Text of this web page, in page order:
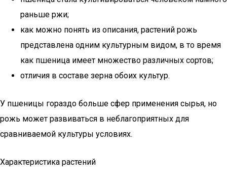
раньше ржи;
как можно понять из описания, растений рожь
представлена одним культурным видом, в то время
как пшеница имеет множество различных сортов;
отличия в составе зерна обоих культур.
У пшеницы гораздо больше сфер применения сырья, но
рожь может развиваться в неблагоприятных для
сравниваемой культуры условиях.
Характеристика растений